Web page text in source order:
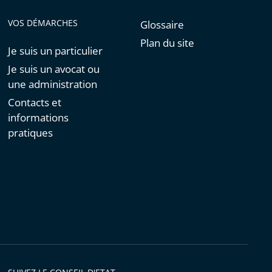
VOS DÉMARCHES
Je suis un particulier
Je suis un avocat ou
une administration
Contacts et
informations
pratiques
Glossaire
Plan du site